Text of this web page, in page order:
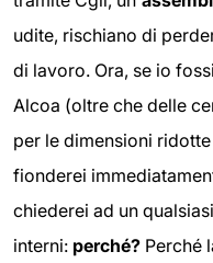
udite, rischiano di
di lavoro. Ora, se io
Alcoa (oltre che delle
per le dimensioni
fionderei
chiederei ad un
interni: perché? Perché